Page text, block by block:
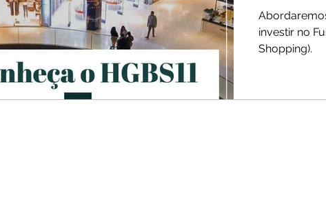
investir no
Shopping).